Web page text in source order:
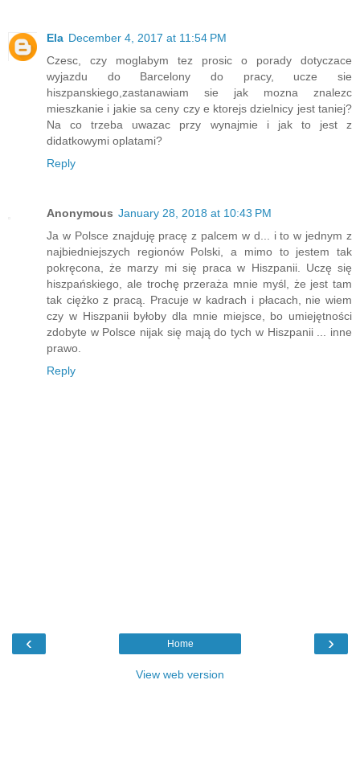
Ela December 4, 2017 at 11:54 PM
Czesc, czy moglabym tez prosic o porady dotyczace
wyjazdu do Barcelony do pracy, ucze sie
hiszpanskiego,zastanawiam sie jak mozna znalezc
mieszkanie i jakie sa ceny czy e ktorejs dzielnicy jest taniej?
Na co trzeba uwazac przy wynajmie i jak to jest z
didatkowymi oplatami?
Reply
Anonymous January 28, 2018 at 10:43 PM
Ja w Polsce znajduję pracę z palcem w d... i to w jednym z
najbiedniejszych regionów Polski, a mimo to jestem tak
pokręcona, że marzy mi się praca w Hiszpanii. Uczę się
hiszpańskiego, ale trochę przeraża mnie myśl, że jest tam
tak ciężko z pracą. Pracuje w kadrach i płacach, nie wiem
czy w Hiszpanii byłoby dla mnie miejsce, bo umiejętności
zdobyte w Polsce nijak się mają do tych w Hiszpanii ... inne
prawo.
Reply
‹ ›
Home
View web version